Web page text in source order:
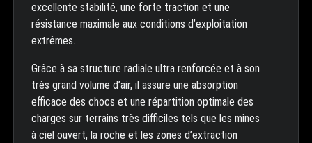
excellente stabilité, une forte traction et une
résistance maximale aux conditions d’exploitation
extrêmes.
Grâce à sa structure radiale ultra renforcée et à son
très grand volume d’air, il assure une absorption
efficace des chocs et une répartition optimale des
charges sur terrains très difficiles tels que les mines
à ciel ouvert, la roche et les zones d’extraction